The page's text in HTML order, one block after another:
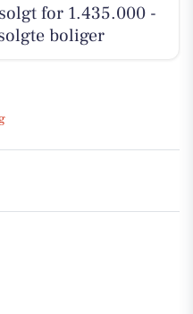
for 1.435.000 -
boliger